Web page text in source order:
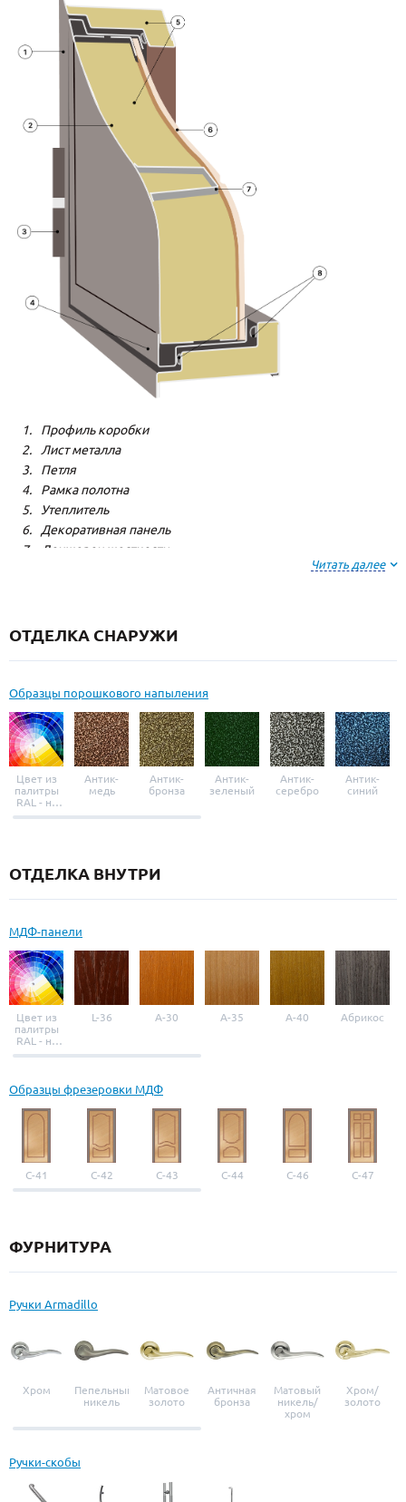
Профиль коробки
Лист металла
Петля
Рамка полотна
Утеплитель
Декоративная панель
Лонжерон жесткости
Читать далее
ОТДЕЛКА СНАРУЖИ
Образцы порошкового напыления
Цвет из
палитры
RAL - на
выбор
Антик-
медь
Антик-
бронза
Антик-
зеленый
Антик-
серебро
Антик-
синий
ОТДЕЛКА ВНУТРИ
МДФ-панели
Цвет из
палитры
RAL - на
выбор
L-36 A-30 A-35 A-40 Абрикос
Образцы фрезеровки МДФ
С-41 С-42 С-43 С-44 С-46 С-47
ФУРНИТУРА
Ручки Armadillo
Хром
Пепельный
никель
Матовое
золото
Античная
бронза
Матовый
никель/
хром
Хром/
золото
Ручки-скобы